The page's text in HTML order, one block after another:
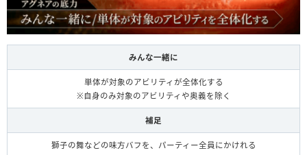
みんな一緒に
単体が対象のアビリティが全体化する
※自身のみ対象のアビリティや奥義を除く
補足
獅子の舞などの味方バフを、パーティー全員にかけれる